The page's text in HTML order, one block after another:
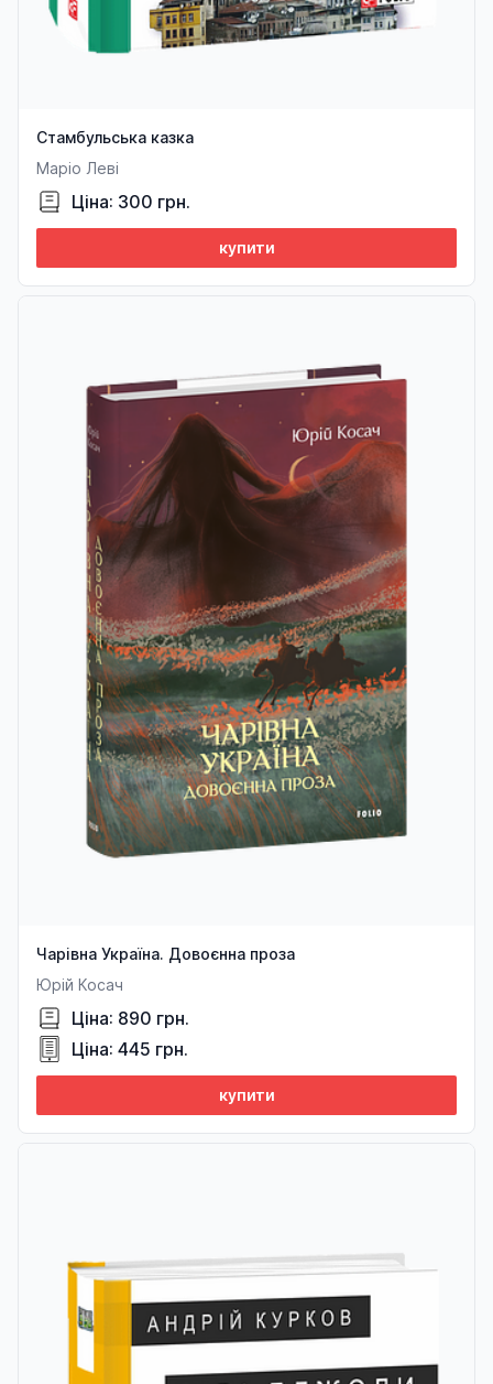
Стамбульська казка
Маріо Леві
Ціна: 300 грн.
купити
Чарівна Україна. Довоєнна проза
Юрій Косач
Ціна: 890 грн.
Ціна: 445 грн.
купити